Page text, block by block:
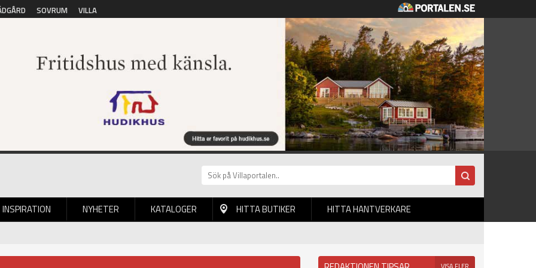
SOVRUM VILLA
INSPIRATION NYHETER KATALOGER HITTA BUTIKER HITTA HANTVERKARE